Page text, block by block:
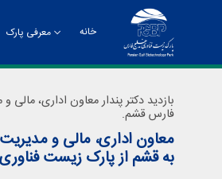
خانه معرفی پارک
چارت سازمانی
بازدید دکتر پندار معاون اداری،
فارس قشم.
معاون اداری، مالی و
به قشم از پارک زیست